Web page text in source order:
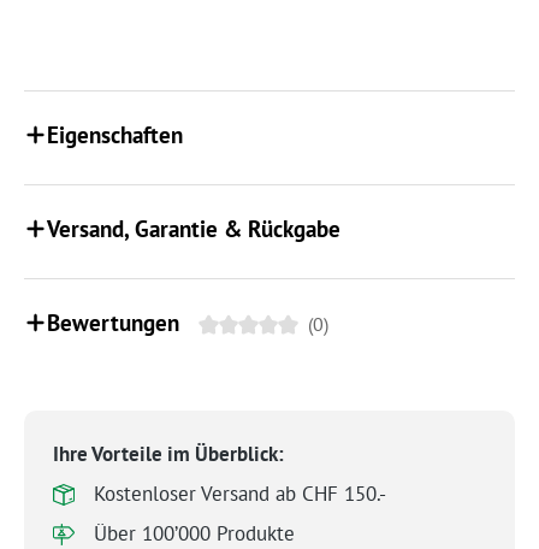
Eigenschaften
Versand, Garantie & Rückgabe
Bewertungen (0)
Ihre Vorteile im Überblick:
Kostenloser Versand ab CHF 150.-
Über 100’000 Produkte